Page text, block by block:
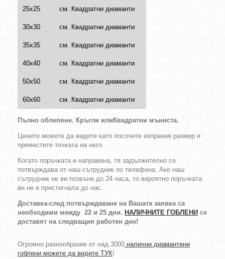
25х25 см. Квадратни диаманти
30х30 см. Квадратни диаманти
35х35 см. Квадратни диаманти
40х40 см. Квадратни диаманти
50х50 см. Квадратни диаманти
60х60 см. Квадратни диаманти
Пълно облепяне. Кръгли или Квадратни мъниста.
Цените можете да видите като посочите изпрания размер и
преместите точката на него.
Когато поръчката е направена, тя задължително се
потвърждава от наш сътрудник по телефона. Ако наш
сътрудник не ви позвъни до 24 часа, то вероятно поръчката
ви не е пристигнала до нас.
Доставка-след потвърждаване на Вашата заявка са
необходими между 22 и 25 дни. НАЛИЧНИТЕ ГОБЛЕНИ се
доставят на следващия работен ден!
Огромно разнообразие от над 3000 налични диамантени
гоблени можете да видите ТУК!